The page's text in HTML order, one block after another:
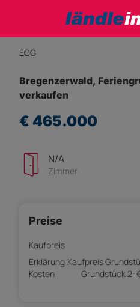
EGG
Bregenzerwald,
verkaufen
€ 465.000
N/A
Zimmer
Preise
Kaufpreis
Erklärung
Kosten
Kaufpreis
Grundstück 2: